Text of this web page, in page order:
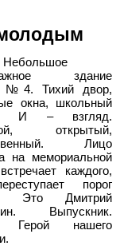
молодым
Небольшое
здание
№4. Тихий двор,
окна, школьный
И – взгляд.
открытый,
Лицо
на мемориальной
каждого,
порог
Это Дмитрий
Выпускник.
Герой нашего